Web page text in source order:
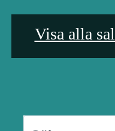
Visa alla